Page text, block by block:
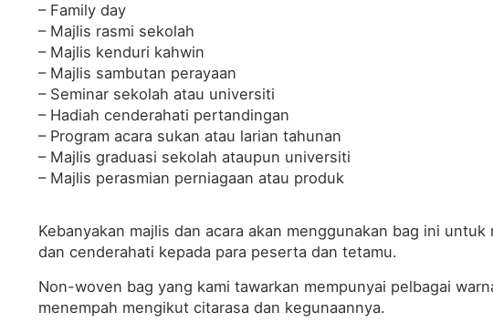
– Family day
– Majlis rasmi sekolah
– Majlis kenduri kahwin
– Majlis sambutan perayaan
– Seminar sekolah atau universiti
– Hadiah cenderahati pertandingan
– Program acara sukan atau larian tahunan
– Majlis graduasi sekolah ataupun universiti
– Majlis perasmian perniagaan atau produk
Kebanyakan majlis dan acara akan menggunakan bag ini
dan cenderahati kepada para peserta dan tetamu.
Non-woven bag yang kami tawarkan mempunyai pelbagai
menempah mengikut citarasa dan kegunaannya.